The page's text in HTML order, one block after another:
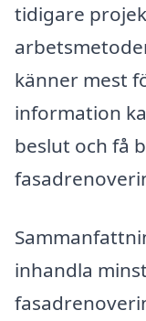
tidigare
känner mest
information
beslut och få
inhandla